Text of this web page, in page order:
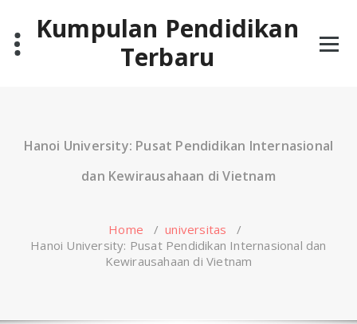
contentKumpulan Pendidikan
Terbaru
Hanoi University: Pusat Pendidikan Internasional
dan Kewirausahaan di Vietnam
Home /universitas /
Hanoi University: Pusat Pendidikan Internasional dan
Kewirausahaan di Vietnam